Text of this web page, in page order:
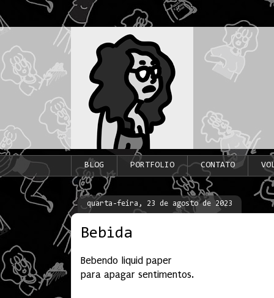
BLOG PORTFOLIO CONTATO
quarta-feira, 23 de agosto de 2023
Bebida
Bebendo liquid paper
para apagar sentimentos.